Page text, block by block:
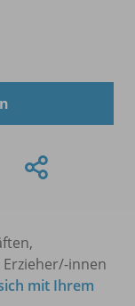
innen
mit Ihrem